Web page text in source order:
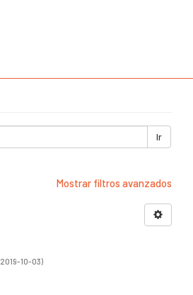
Ir
Mostrar filtros avanzados
2019-10-03)